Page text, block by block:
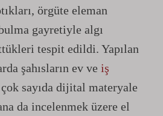
örgüte eleman
gayretiyle algı
tespit edildi. Yapılan
şahısların ev ve iş
sayıda dijital materyale
da incelenmek üzere el